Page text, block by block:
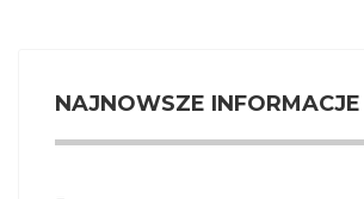
NAJNOWSZE INFORMACJE